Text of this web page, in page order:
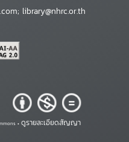
library@nhrc.or.th
• ดูรายละเอียดสัญญา